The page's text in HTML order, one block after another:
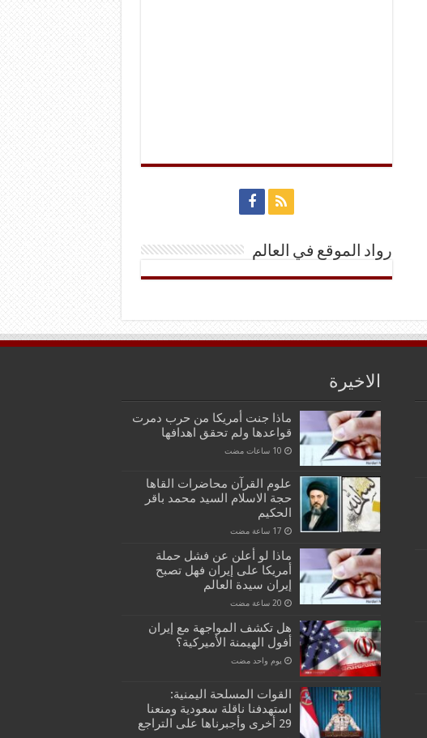
رواد الموقع في العالم
الاخيرة
ماذا جنت أمريكا من حرب دمرت
قواعدها ولم تحقق اهدافها
علوم القرآن محاضرات القاها
حجة الاسلام السيد محمد باقر
الحكيم
ماذا لو أعلن عن فشل حملة
أمريكا على إيران فهل تصبح
إيران سيدة العالم
هل تكشف المواجهة مع إيران
أفول الهيمنة الأميركية؟
‏يوم واحد مضت
القوات المسلحة اليمنية:
استهدفنا ناقلة سعودية ومنعنا
29 أخرى وأجبرناها على التراجع